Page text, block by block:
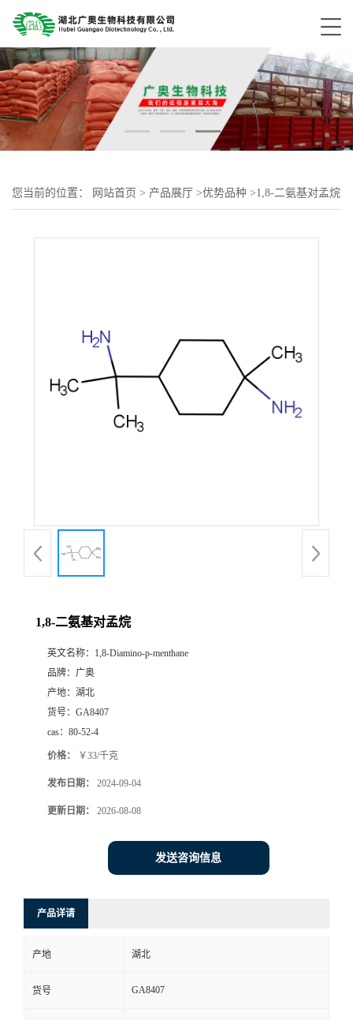
您当前的位置： 网站首页 > 产品展厅 >优势品种 >1,8-二氨基对孟烷
1,8-二氨基对孟烷
英文名称： 1,8-Diamino-p-menthane
品牌： 广奥
产地： 湖北
货号： GA8407
cas： 80-52-4
价格： ￥33/千克
发布日期： 2024-09-04
更新日期： 2026-08-08
发送咨询信息
产品详请
产地 湖北
货号 GA8407